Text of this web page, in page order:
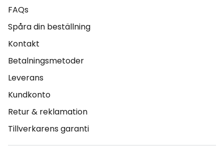
FAQs
Spåra din beställning
Kontakt
Betalningsmetoder
Leverans
Kundkonto
Retur & reklamation
Tillverkarens garanti